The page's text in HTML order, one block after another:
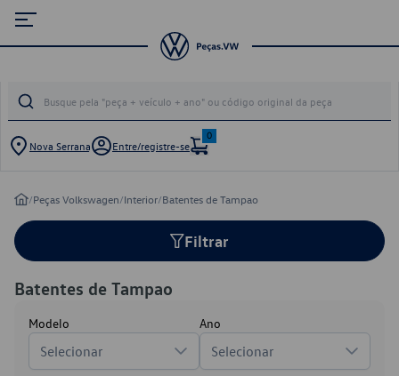
Nova Serrana Entre/registre-se
0
/Peças Volkswagen/Interior/Batentes de Tampao
Filtrar
Batentes de Tampao
Modelo
Selecionar
Ano
Selecionar